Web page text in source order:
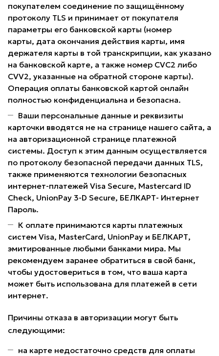
покупателем соединение по защищённому
протоколу TLS и принимает от покупателя
параметры его банковской карты (номер
карты, дата окончания действия карты, имя
держателя карты в той транскрипции, как указано
на банковской карте, а также номер CVC2 либо
CVV2, указанные на обратной стороне карты).
Операция оплаты банковской картой онлайн
полностью конфиденциальна и безопасна.
Ваши персональные данные и реквизиты
карточки вводятся не на странице нашего сайта, а
на авторизационной странице платежной
системы. Доступ к этим данным осуществляется
по протоколу безопасной передачи данных TLS,
также применяются технологии безопасных
интернет-платежей Visa Secure, Mastercard ID
Check, UnionPay 3-D Secure, БЕЛКАРТ- Интернет
Пароль.
К оплате принимаются карты платежных
систем Visa, MasterCard, UnionPay и БЕЛКАРТ,
эмитированные любыми банками мира. Мы
рекомендуем заранее обратиться в свой банк,
чтобы удостовериться в том, что ваша карта
может быть использована для платежей в сети
интернет.
Причины отказа в авторизации могут быть
следующими:
на карте недостаточно средств для оплаты